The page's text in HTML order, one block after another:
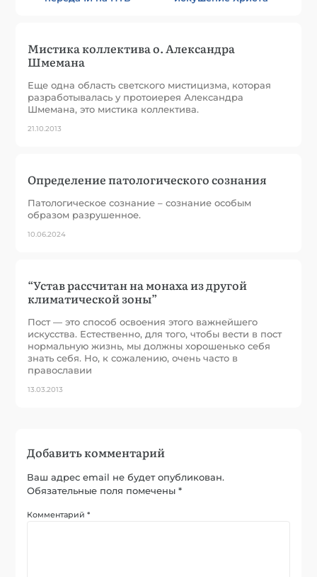
Мистика коллектива о. Александра
Шмемана
Еще одна область светского мистицизма, которая
разработывалась у протоиерея Александра
Шмемана, это мистика коллектива.
21.10.2013
Определение патологического сознания
Патологическое сознание – сознание особым
образом разрушенное.
10.06.2024
“Устав рассчитан на монаха из другой
климатической зоны”
Пост — это способ освоения этого важнейшего
искусства. Естественно, для того, чтобы вести в пост
нормальную жизнь, мы должны хорошенько себя
знать себя. Но, к сожалению, очень часто в
православии
13.03.2013
Добавить комментарий
Ваш адрес email не будет опубликован.
Обязательные поля помечены*
Комментарий*